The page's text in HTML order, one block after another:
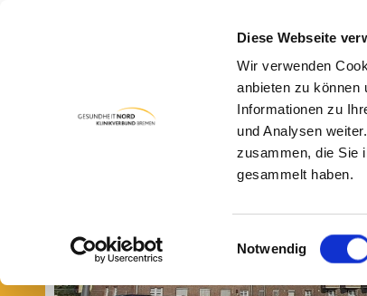
Diese Webseite
Wir verwenden
anbieten zu können
Informationen zu
und Analysen
zusammen, die Sie
gesammelt haben.
Einwilligungsauswahl
Notwendig